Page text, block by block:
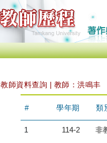
教師資料查詢 | 教師：洪鳴丰
# 學年期 類
1 114-2 非